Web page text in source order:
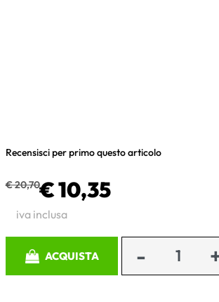
Recensisci per primo questo articolo
€ 20,70€ 10,35
iva inclusa
ACQUISTA